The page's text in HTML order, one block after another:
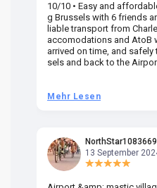
10/10 • Easy and
g Brussels with 6 friends
liable transport from
accomodations and AtoB
arrived on time, and
sels and back to the
Mehr Lesen
13 September